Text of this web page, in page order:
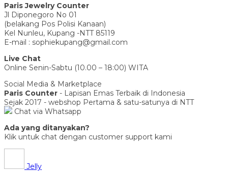
Paris Jewelry Counter
Jl Diponegoro No 01
(belakang Pos Polisi Kanaan)
Kel Nunleu, Kupang -NTT 85119
E-mail : sophiekupang@gmail.com
Live Chat
Online Senin-Sabtu (10.00 – 18:00) WITA
Social Media & Marketplace
Paris Counter - Lapisan Emas Terbaik di Indonesia
Sejak 2017 - webshop Pertama & satu-satunya di NTT
Chat via Whatsapp
Ada yang ditanyakan?
Klik untuk chat dengan customer support kami
Jelly